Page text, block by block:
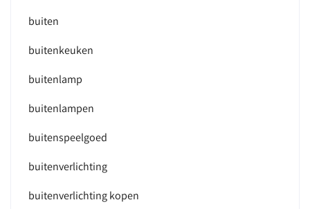
buiten
buitenkeuken
buitenlamp
buitenlampen
buitenspeelgoed
buitenverlichting
buitenverlichting kopen